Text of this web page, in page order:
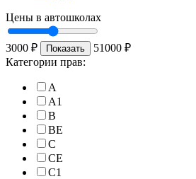
Цены в автошколах
3000 ₽ Показать 51000 ₽
Категории прав:
A
A1
B
BE
C
CE
C1